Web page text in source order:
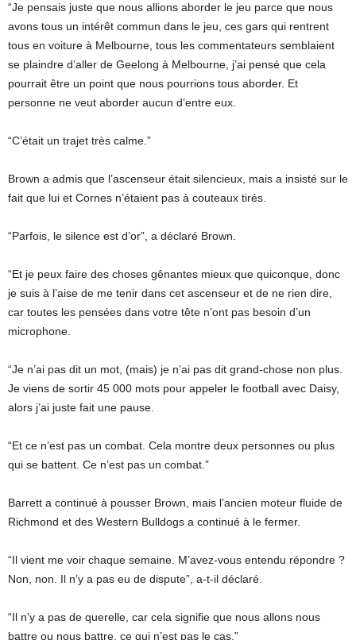
“Je pensais juste que nous allions aborder le jeu parce que nous
avons tous un intérêt commun dans le jeu, ces gars qui rentrent
tous en voiture à Melbourne, tous les commentateurs semblaient
se plaindre d’aller de Geelong à Melbourne, j’ai pensé que cela
pourrait être un point que nous pourrions tous aborder. Et
personne ne veut aborder aucun d’entre eux.
“C’était un trajet très calme.”
Brown a admis que l’ascenseur était silencieux, mais a insisté sur le
fait que lui et Cornes n’étaient pas à couteaux tirés.
“Parfois, le silence est d’or”, a déclaré Brown.
“Et je peux faire des choses gênantes mieux que quiconque, donc
je suis à l’aise de me tenir dans cet ascenseur et de ne rien dire,
car toutes les pensées dans votre tête n’ont pas besoin d’un
microphone.
“Je n’ai pas dit un mot, (mais) je n’ai pas dit grand-chose non plus.
Je viens de sortir 45 000 mots pour appeler le football avec Daisy,
alors j’ai juste fait une pause.
“Et ce n’est pas un combat. Cela montre deux personnes ou plus
qui se battent. Ce n’est pas un combat.”
Barrett a continué à pousser Brown, mais l’ancien moteur fluide de
Richmond et des Western Bulldogs a continué à le fermer.
“Il vient me voir chaque semaine. M’avez-vous entendu répondre ?
Non, non. Il n’y a pas eu de dispute”, a-t-il déclaré.
“Il n’y a pas de querelle, car cela signifie que nous allons nous
battre ou nous battre, ce qui n’est pas le cas.”